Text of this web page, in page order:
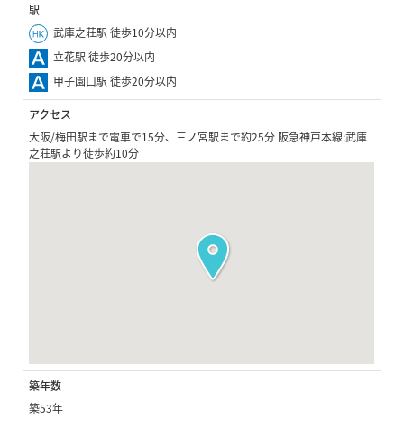
駅
武庫之荘駅 徒歩10分以内
立花駅 徒歩20分以内
甲子園口駅 徒歩20分以内
アクセス
大阪/梅田駅まで電車で15分、三ノ宮駅まで約25分 阪急神戸本線:武庫
之荘駅より徒歩約10分
築年数
築53年